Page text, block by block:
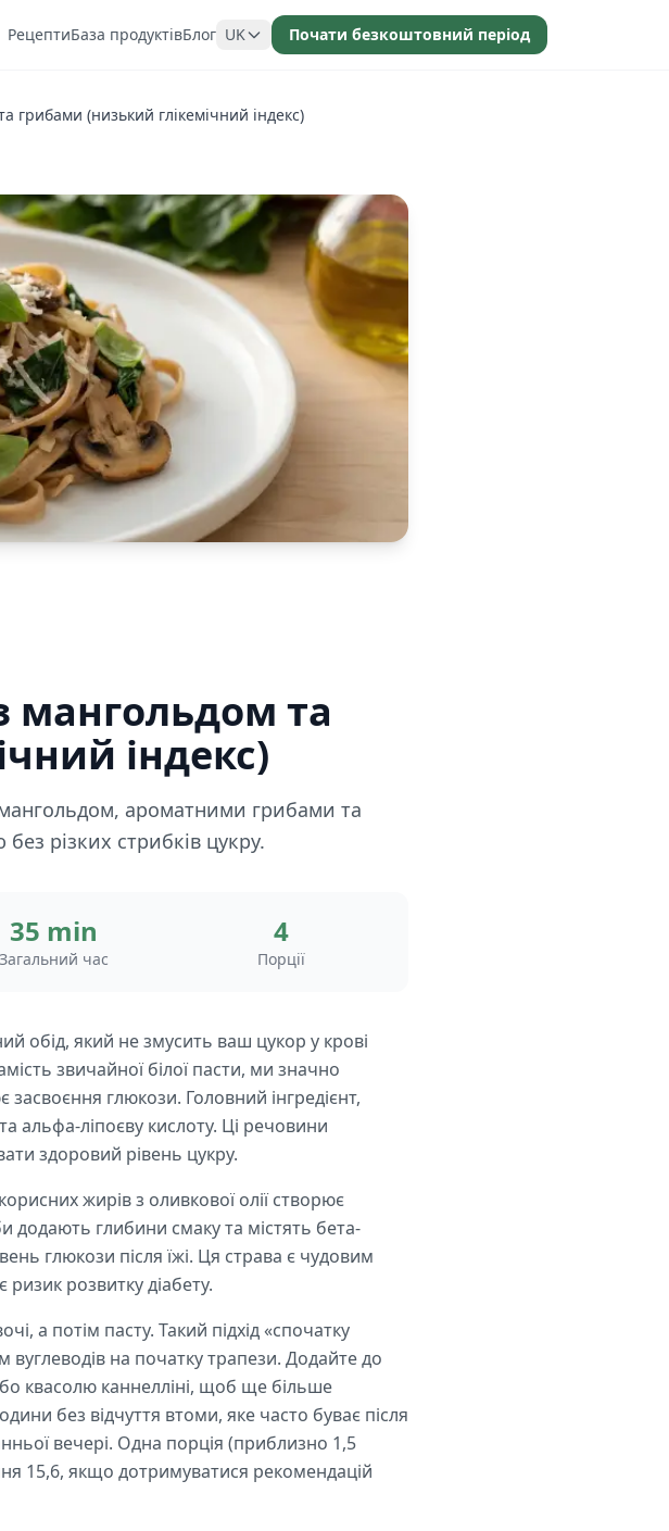
РецептиБаза продуктівБлог UK Почати безкоштовний період
грибами (низький глікемічний індекс)
мангольдом та
індекс)
ароматними грибами та
різких стрибків цукру.
35 min
Загальний час
4
Порції
обід, який не змусить ваш цукор у крові
звичайної білої пасти, ми значно
засвоєння глюкози. Головний інгредієнт,
альфа-ліпоєву кислоту. Ці речовини
здоровий рівень цукру.
жирів з оливкової олії створює
додають глибини смаку та містять бета-
глюкози після їжі. Ця страва є чудовим
розвитку діабету.
а потім пасту. Такий підхід «спочатку
на початку трапези. Додайте до
квасолю каннелліні, щоб ще більше
без відчуття втоми, яке часто буває після
вечері. Одна порція (приблизно 1,5
15,6, якщо дотримуватися рекомендацій